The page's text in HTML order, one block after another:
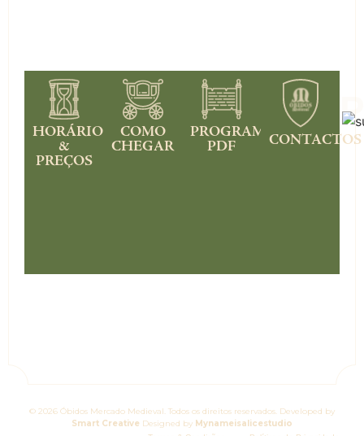
HORÁRIOS
&
PREÇOS
COMO
CHEGAR
PROGRAMA
PDF
CONTACTOS
© 2026 Óbidos Mercado Medieval. Todos os direitos reservados. Developed by
Smart Creative Designed by Mynameisalicestudio